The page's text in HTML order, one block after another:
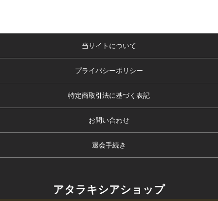
当サイトについて
プライバシーポリシー
特定商取引法に基づく表記
お問い合わせ
退会手続き
アタラキシアショップ